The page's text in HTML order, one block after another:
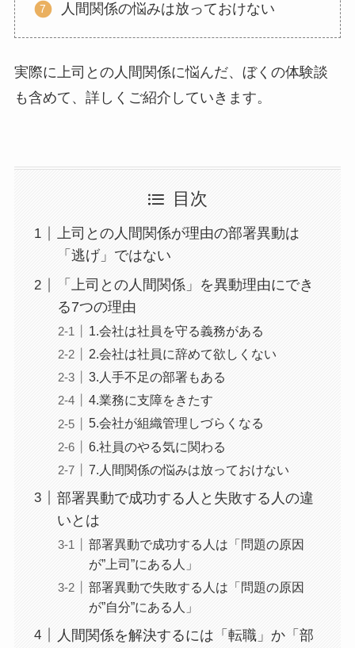
人間関係の悩みは放っておけない
実際に上司との人間関係に悩んだ、ぼくの体験談
も含めて、詳しくご紹介していきます。
目次
上司との人間関係が理由の部署異動は
「逃げ」ではない
「上司との人間関係」を異動理由にでき
る7つの理由
1.会社は社員を守る義務がある
2.会社は社員に辞めて欲しくない
3.人手不足の部署もある
4.業務に支障をきたす
5.会社が組織管理しづらくなる
6.社員のやる気に関わる
7.人間関係の悩みは放っておけない
部署異動で成功する人と失敗する人の違
いとは
部署異動で成功する人は「問題の原因
が”上司”にある人」
部署異動で失敗する人は「問題の原因
が”自分”にある人」
人間関係を解決するには「転職」か「部